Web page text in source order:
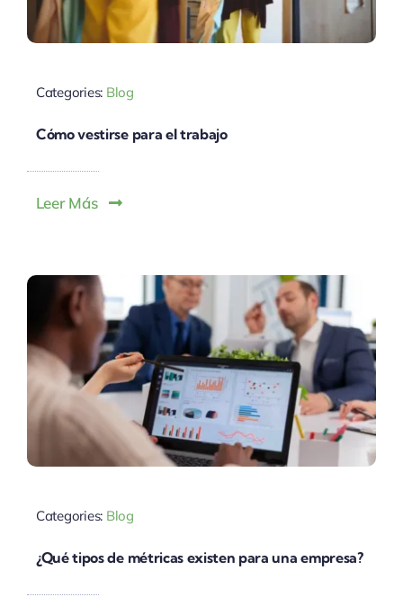
Categories: Blog
Cómo vestirse para el trabajo
Leer Más
Categories: Blog
¿Qué tipos de métricas existen para una empresa?